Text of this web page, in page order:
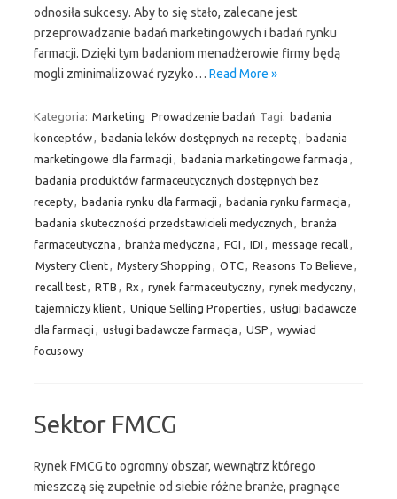
odnosiła sukcesy. Aby to się stało, zalecane jest
przeprowadzanie badań marketingowych i badań rynku
farmacji. Dzięki tym badaniom menadżerowie firmy będą
mogli zminimalizować ryzyko… Read More »
Kategoria: Marketing Prowadzenie badań Tagi: badania
konceptów, badania leków dostępnych na receptę, badania
marketingowe dla farmacji , badania marketingowe farmacja ,
badania produktów farmaceutycznych dostępnych bez
recepty, badania rynku dla farmacji , badania rynku farmacja ,
badania skuteczności przedstawicieli medycznych , branża
farmaceutyczna , branża medyczna , FGI , IDI , message recall,
Mystery Client, Mystery Shopping , OTC, Reasons To Believe ,
recall test, RTB , Rx , rynek farmaceutyczny, rynek medyczny,
tajemniczy klient, Unique Selling Properties , usługi badawcze
dla farmacji , usługi badawcze farmacja , USP , wywiad
focusowy
Sektor FMCG
Rynek FMCG to ogromny obszar, wewnątrz którego
mieszczą się zupełnie od siebie różne branże, pragnące